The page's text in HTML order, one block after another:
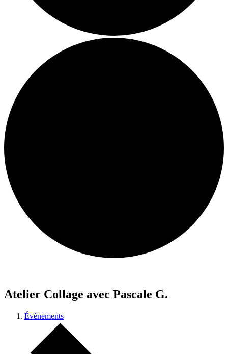
Atelier Collage avec Pascale G.
Évènements